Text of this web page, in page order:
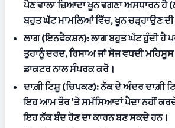
ਪੈਣ ਵਾਲਾ ਜ਼ਿਆਦਾ ਖੂਨ ਵਗਣਾ ਅਸਧਾਰਨ ਹੈ
ਬਹੁਤ ਘੱਟ ਮਾਮਲਿਆਂ ਵਿੱਚ, ਖੂਨ ਚੜ੍ਹਾਉਣ
ਲਾਗ (ਇਨਫੈਕਸ਼ਨ): ਲਾਗ ਬਹੁਤ ਘੱਟ ਹੁੰਦੀ ਹੈ
ਤੁਹਾਨੂੰ ਦਰਦ, ਰਿਸਾਅ ਜਾਂ ਸੋਜ ਵਧਦੀ
ਡਾਕਟਰ ਨਾਲ ਸੰਪਰਕ ਕਰੋ।
ਦਾਗ਼ੀ ਟਿਸ਼ੂ (ਚਿਪਕਣ): ਨੱਕ ਦੇ ਅੰਦਰ ਦਾਗ਼ੀ
ਇਹ ਆਮ ਤੌਰ 'ਤੇ ਸਮੱਸਿਆਵਾਂ ਪੈਦਾ ਨਹੀਂ
ਇਹ ਨੱਕ ਬੰਦ ਹੋਣ ਦਾ ਕਾਰਨ ਬਣ ਸਕਦੇ ਹਨ।